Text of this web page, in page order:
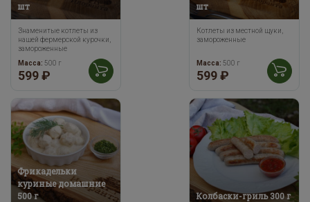
шт
Знаменитые котлеты из
нашей фермерской курочки,
замороженные
Масса: 500 г
599 ₽
шт
Котлеты из местной щуки,
замороженные
Масса: 500 г
599 ₽
Фрикадельки
куриные домашние
500 г
Колбаски-гриль 300 г